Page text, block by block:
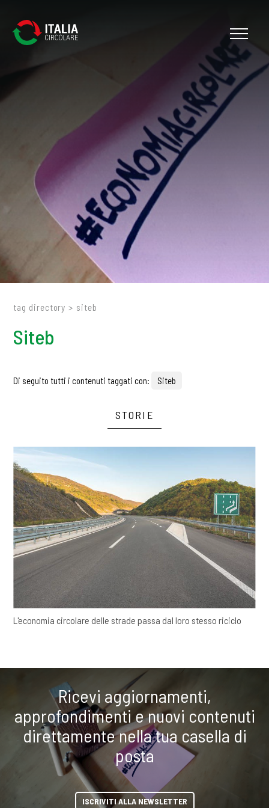
tag directory > siteb
Siteb
Di seguito tutti i contenuti taggati con: Siteb
STORIE
L'economia circolare delle strade passa dal loro stesso riciclo
Ricevi aggiornamenti,
approfondimenti e nuovi contenuti
direttamente nella tua casella di
posta
ISCRIVITI ALLA NEWSLETTER